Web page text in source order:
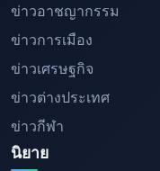
ข่าวอาชญากรรม
ข่าวการเมือง
ข่าวเศรษฐกิจ
ข่าวต่างประเทศ
ข่าวกีฬา
นิยาย